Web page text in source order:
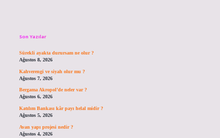
Son Yazılar
Sürekli ayakta durursam ne olur ?
Ağustos 8, 2026
Kahverengi ve siyah olur mu ?
Ağustos 7, 2026
Bergama Akropol’de neler var ?
Ağustos 6, 2026
Katılım Bankası kâr payı helal midir ?
Ağustos 5, 2026
Avan yapı projesi nedir ?
Ağustos 4, 2026